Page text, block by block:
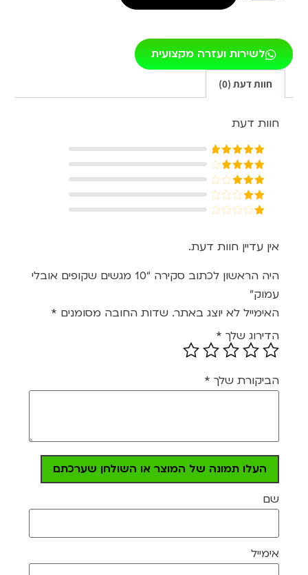
לשירות ועזרה מקצועית
חוות דעת (0)
חוות דעת
דורג5מתוך
5
דורג4
מתוך 5
דורג3
מתוך 5
דורג
מתוך
5
אין עדיין חוות דעת.
היה הראשון לכתוב סקירה “10 מגשים שקופים אובלי
עמוק”
האימייל לא יוצג באתר. שדות החובה מסומנים *
הדירוג שלך *
הביקורת שלך *
העלו תמונה של המוצר או השולחן שערכתם
שם
אימייל